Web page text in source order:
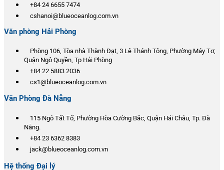
+84 24 6655 7474
cshanoi@blueoceanlog.com.vn
Văn phòng Hải Phòng
Phòng 106, Tòa nhà Thành Đạt, 3 Lê Thánh Tông, Phường Máy Tơ,
Quận Ngô Quyền, Tp Hải Phòng
+84 22 5883 2036
cs1@blueoceanlog.com.vn
Văn Phòng Đà Nẵng
115 Ngô Tất Tố, Phường Hòa Cường Bắc, Quận Hải Châu, Tp. Đà
Nẵng.
+84 23 6362 8383
jack@blueoceanlog.com.vn
Hệ thống Đại lý